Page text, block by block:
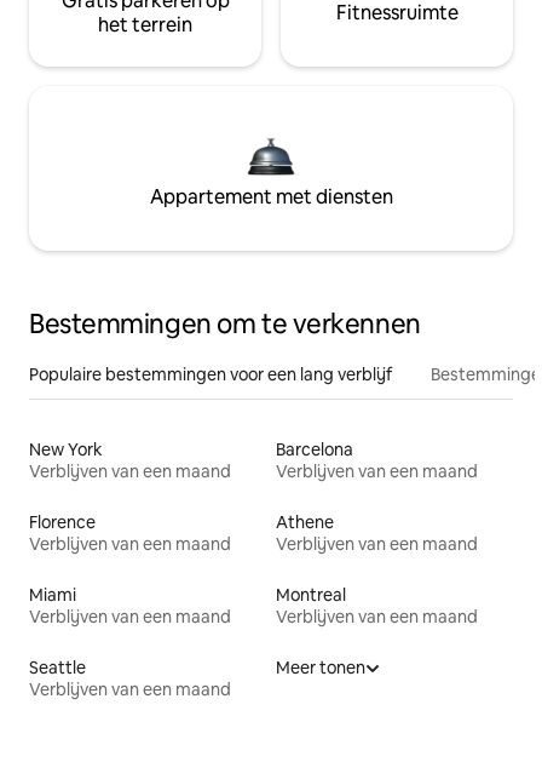
het terrein
Fitnessruimte
Appartement met diensten
Bestemmingen om te verkennen
Populaire bestemmingen voor een lang verblijf
New York
Verblijven van een maand
Barcelona
Verblijven van een maand
Florence
Verblijven van een maand
Athene
Verblijven van een maand
Miami
Verblijven van een maand
Montreal
Verblijven van een maand
Seattle
Verblijven van een maand
Meer tonen